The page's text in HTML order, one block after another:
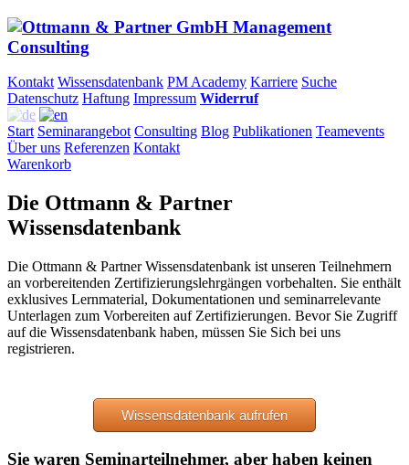
Kontakt Wissensdatenbank PM Academy Karriere Suche
Datenschutz Haftung Impressum Widerruf
Start Seminarangebot Consulting Blog Publikationen Teamevents
Über uns Referenzen Kontakt
Warenkorb
Die Ottmann & Partner
Wissensdatenbank
Die Ottmann & Partner Wissensdatenbank ist unseren Teilnehmern
an vorbereitenden Zertifizierungslehrgängen vorbehalten. Sie enthält
exklusives Lernmaterial, Dokumentationen und seminarrelevante
Unterlagen zum Vorbereiten auf Zertifizierungen. Bevor Sie Zugriff
auf die Wissensdatenbank haben, müssen Sie Sich bei uns
registrieren.
Wissensdatenbank aufrufen
Sie waren Seminarteilnehmer, aber haben keinen